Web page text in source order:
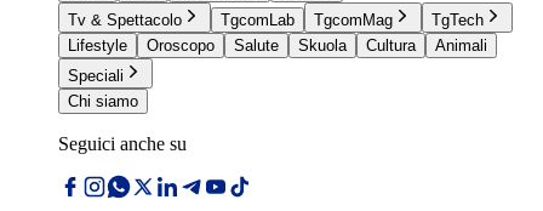
Tv & Spettacolo
TgcomLab TgcomMag
TgTech
Lifestyle
Oroscopo Salute Skuola Cultura
Animali
Speciali
Chi siamo
Seguici anche su